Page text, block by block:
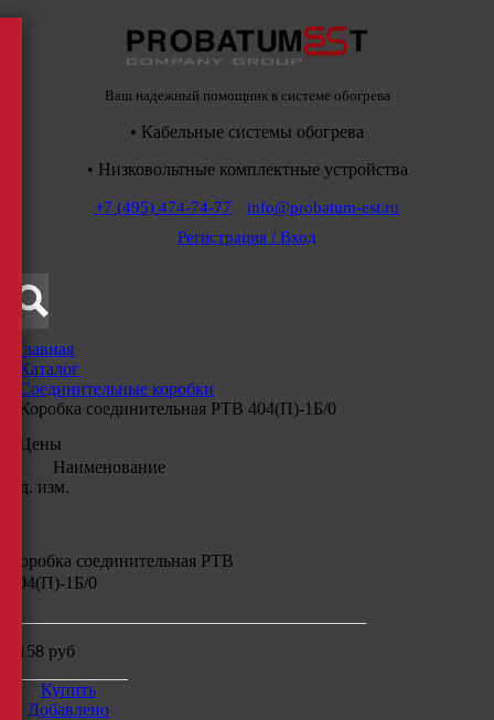
Ваш надежный помощник в системе обогрева
• Кабельные системы обогрева
• Низковольтные комплектные устройства
+7 (495) 474-74-77
info@probatum-est.ru
Регистрация / Вход
Главная
Каталог
Соединительные коробки
Коробка соединительная РТВ 404(П)-1Б/0
Цены
Наименование
Ед. изм.
Коробка соединительная РТВ
404(П)-1Б/0
7158 руб
Купить
Добавлено